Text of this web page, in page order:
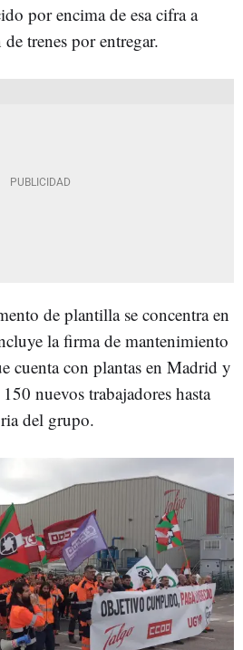
por encima de esa cifra a
trenes por entregar.
de plantilla se concentra en
la firma de mantenimiento
cuenta con plantas en Madrid y
nuevos trabajadores hasta
del grupo.